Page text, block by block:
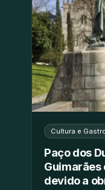
Cultura e
Paço dos
devido a